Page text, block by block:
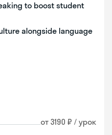
to boost student
alongside language
от 3190 ₽ / урок